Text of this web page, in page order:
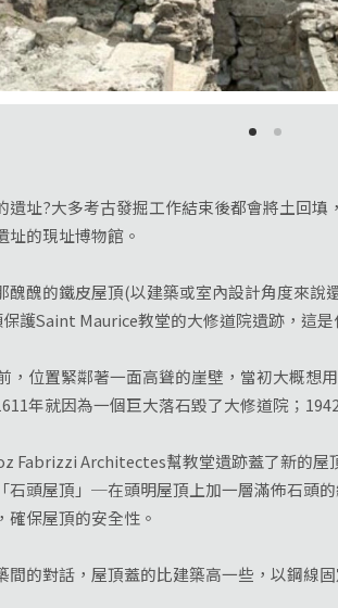
址?大多考古發掘工作結束後都會將土回填
址的現址博物館。
醜的鐵皮屋頂(以建築或室內設計角度來說
護Saint Maurice教堂的大修道院遺跡，這是
位置緊鄰著一面高聳的崖壁，當初大概想
年就因為一個巨大落石毀了大修道院；
Architectes幫教堂遺跡蓋了新的屋
石頭屋頂」─在頭明屋頂上加一層滿佈石頭
保屋頂的安全性。
的對話，屋頂蓋的比建築高一些，以鋼線固